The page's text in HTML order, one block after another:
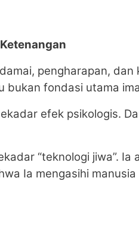
pengharapan,
bukan fondasi utama
efek psikologis.
“teknologi jiwa”.
Ia mengasihi manusia